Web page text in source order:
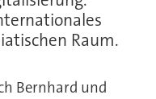
Raum.
Bernhard und